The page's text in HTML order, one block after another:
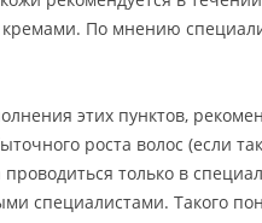
По мнению
этих пунктов,
роста волос (если
только в
специалистами. Такого